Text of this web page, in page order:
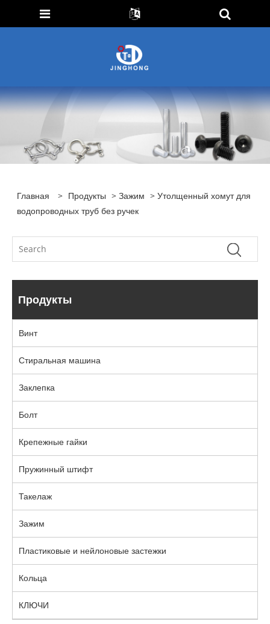
Главная > Продукты >Зажим > Утолщенный хомут для
водопроводных труб без ручек
Продукты
Винт
Стиральная машина
Заклепка
Болт
Крепежные гайки
Пружинный штифт
Такелаж
Зажим
Пластиковые и нейлоновые застежки
Кольца
КЛЮЧИ